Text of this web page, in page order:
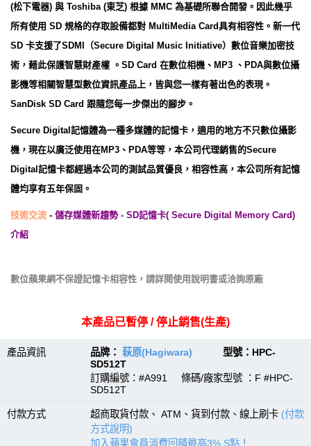
(松下電器) 與 Toshiba (東芝) 根據 MMC 為基礎所聯合開發。因此幾乎
所有使用 SD 規格的存取設備都對 MultiMedia Card具有相容性。新一代
SD 卡支援了SDMI（Secure Digital Music Initiative）數位音樂加密技
術，藉此保護智慧財產權 。SD Card 在數位相機、MP3 、PDA與數位攝
影機等相關智慧型數位資訊產品上，皆與您一樣有著出色的表現。
SanDisk SD Card 跟隨您每一步傑出的腳步。
Secure Digital記憶體為一種多媒體的記憶卡，適用的地方不只數位攝影
機，現在以廣泛使用在MP3、PDA等等，本公司代理銷售的Secure
Digital記憶卡都經過本公司的測試品質優良，相容性高，本公司所有記憶
體均享有五年保固。
技術交流 - 儲存媒體新趨勢 - SD記憶卡( Secure Digital Memory Card)
介紹
數位蘋果網不保證記憶卡相容性，請詳閱使用說明書或洽詢原廠
本產品已暫停 / 停止銷售(生產)
產品資訊 品牌： 萩原(Hagiwara) 型號：HPC-
SD512T
訂購編號：#A991 條碼/廠家型號 ：F #HPC-
SD512T
付款方式 超商取貨付款、 ATM、貨到付款、線上刷卡 (付款
方式說明)
加入蘋果會員消費回饋最高3% S點！